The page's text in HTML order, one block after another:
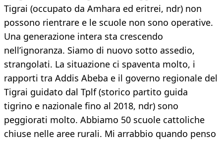
Tigrai (occupato da Amhara ed eritrei, ndr) non
possono rientrare e le scuole non sono operative.
Una generazione intera sta crescendo
nell’ignoranza. Siamo di nuovo sotto assedio,
strangolati. La situazione ci spaventa molto, i
rapporti tra Addis Abeba e il governo regionale del
Tigrai guidato dal Tplf (storico partito guida
tigrino e nazionale fino al 2018, ndr) sono
peggiorati molto. Abbiamo 50 scuole cattoliche
chiuse nelle aree rurali. Mi arrabbio quando penso